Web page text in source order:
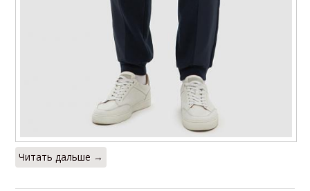
Направления в
мужской одежде
Стили в мужской
одежде
Стиль в одежде
Тенденции в
спортивной одежде
Тенденции в
Читать дальше →